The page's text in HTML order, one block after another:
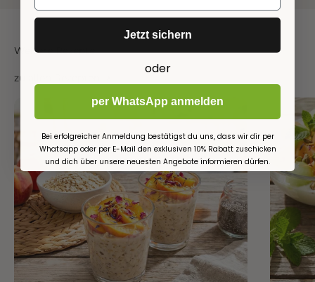
Weitere Rezepte
zu allen Rezepten
Jetzt sichern
oder
per WhatsApp anmelden
Bei erfolgreicher Anmeldung bestätigst du uns, dass wir dir per
Whatsapp oder per E-Mail den exklusiven 10% Rabatt zuschicken
und dich über unsere neuesten Angebote informieren dürfen.